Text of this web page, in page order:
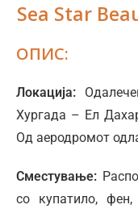
Sea Star
ОПИС:
Локација:
Хургада – Ел
Од аеродромот
Сместување:
со купатило,